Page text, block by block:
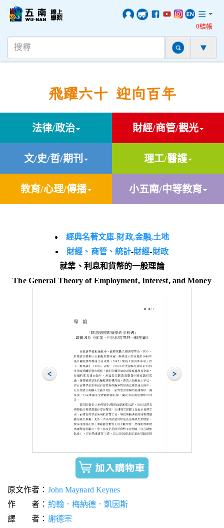
0結帳
飛躍六十 迎向百年
法律/政治 財經/商管/觀光
文/史/哲/期刊 理工/醫護
教育/心理/傳播 小五南/中等教育
經典名著文庫-財政,金融,土地
財經、商管、統計-財經-財政
就業、利息和貨幣的一般理論
The General Theory of Employment, Interest, and Money
原文作者： John Maynard Keynes
作 者： 約翰．梅納德．凱因斯
譯 者： 謝德宗